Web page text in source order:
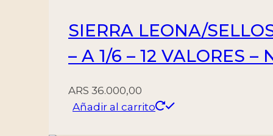
SIERRA LEONA/
– A 1/6 – 12 VALORES –
ARS 36.000,00
Añadir al carrito